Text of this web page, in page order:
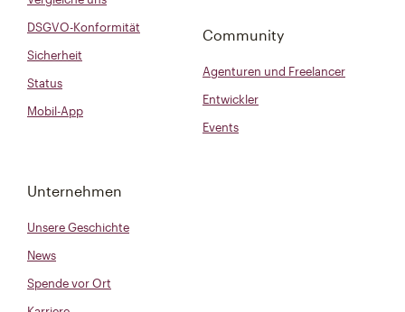
DSGVO-Konformität
Sicherheit
Status
Mobil-App
Community
Agenturen und Freelancer
Entwickler
Events
Unternehmen
Unsere Geschichte
News
Spende vor Ort